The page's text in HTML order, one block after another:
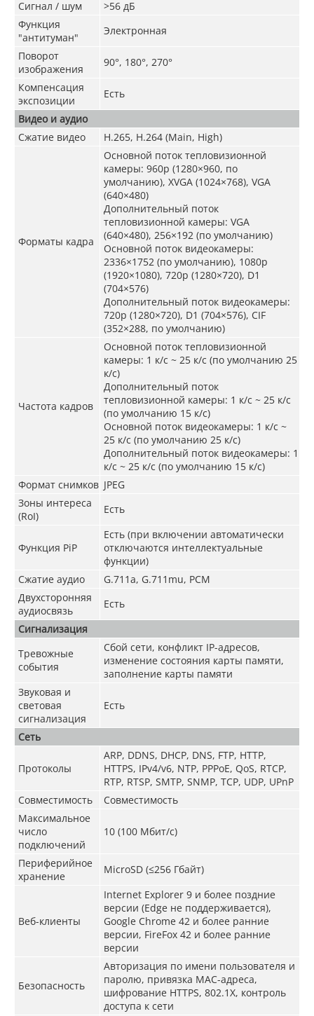
Сигнал / шум
>56 дБ
Функция
"антитуман"
Электронная
Поворот
изображения
90°, 180°, 270°
Компенсация
экспозиции
Есть
Видео и аудио
Сжатие видео
H.265, H.264 (Main, High)
Форматы кадра
Основной поток тепловизионной
камеры: 960p (1280×960, по
умолчанию), XVGA (1024×768), VGA
(640×480)
Дополнительный поток
тепловизионной камеры: VGA
(640×480), 256×192 (по умолчанию)
Основной поток видеокамеры:
2336×1752 (по умолчанию), 1080p
(1920×1080), 720p (1280×720), D1
(704×576)
Дополнительный поток видеокамеры:
720p (1280×720), D1 (704×576), CIF
(352×288, по умолчанию)
Частота кадров
Основной поток тепловизионной
камеры: 1 к/с ~ 25 к/с (по умолчанию 25
к/с)
Дополнительный поток
тепловизионной камеры: 1 к/с ~ 25 к/с
(по умолчанию 15 к/с)
Основной поток видеокамеры: 1 к/с ~
25 к/с (по умолчанию 25 к/с)
Дополнительный поток видеокамеры: 1
к/с ~ 25 к/с (по умолчанию 15 к/с)
Формат снимков JPEG
Зоны интереса
(RoI)
Есть
Функция PiP
Есть (при включении автоматически
отключаются интеллектуальные
функции)
Сжатие аудио
G.711a, G.711mu, PCM
Двухсторонняя
аудиосвязь
Есть
Сигнализация
Тревожные
события
Сбой сети, конфликт IP-адресов,
изменение состояния карты памяти,
заполнение карты памяти
Звуковая и
световая
сигнализация
Есть
Сеть
Протоколы
ARP, DDNS, DHCP, DNS, FTP, HTTP,
HTTPS, IPv4/v6, NTP, PPPoE, QoS, RTCP,
RTP, RTSP, SMTP, SNMP, TCP, UDP, UPnP
Совместимость
Совместимость
Максимальное
число
подключений
10 (100 Мбит/с)
Периферийное
хранение
MicroSD (≤256 Гбайт)
Веб-клиенты
Internet Explorer 9 и более поздние
версии (Edge не поддерживается),
Google Chrome 42 и более ранние
версии, FireFox 42 и более ранние
версии
Безопасность
Авторизация по имени пользователя и
паролю, привязка MAC-адреса,
шифрование HTTPS, 802.1X, контроль
доступа к сети